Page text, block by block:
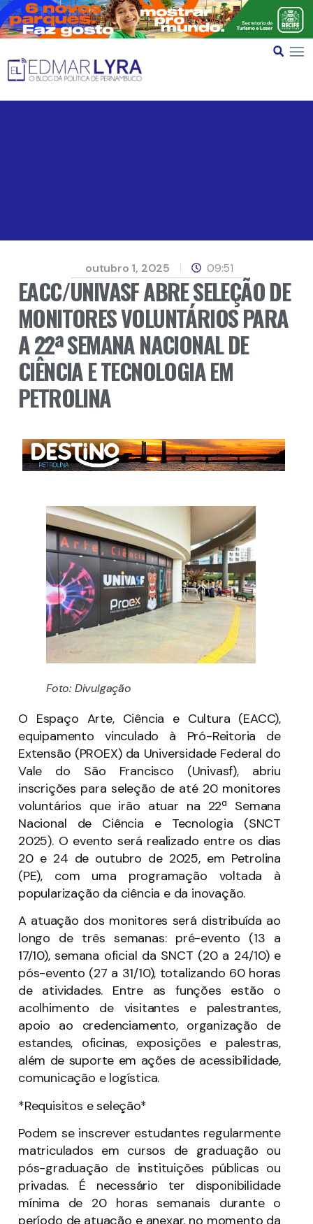
outubro 1, 2025 09:51
EACC/UNIVASF ABRE SELEÇÃO DE
MONITORES VOLUNTÁRIOS PARA
A 22ª SEMANA NACIONAL DE
CIÊNCIA E TECNOLOGIA EM
PETROLINA
Foto: Divulgação
O Espaço Arte, Ciência e Cultura (EACC),
equipamento vinculado à Pró-Reitoria de
Extensão (PROEX) da Universidade Federal do
Vale do São Francisco (Univasf), abriu
inscrições para seleção de até 20 monitores
voluntários que irão atuar na 22ª Semana
Nacional de Ciência e Tecnologia (SNCT
2025). O evento será realizado entre os dias
20 e 24 de outubro de 2025, em Petrolina
(PE), com uma programação voltada à
popularização da ciência e da inovação.
A atuação dos monitores será distribuída ao
longo de três semanas: pré-evento (13 a
17/10), semana oficial da SNCT (20 a 24/10) e
pós-evento (27 a 31/10), totalizando 60 horas
de atividades. Entre as funções estão o
acolhimento de visitantes e palestrantes,
apoio ao credenciamento, organização de
estandes, oficinas, exposições e palestras,
além de suporte em ações de acessibilidade,
comunicação e logística.
*Requisitos e seleção*
Podem se inscrever estudantes regularmente
matriculados em cursos de graduação ou
pós-graduação de instituições públicas ou
privadas. É necessário ter disponibilidade
mínima de 20 horas semanais durante o